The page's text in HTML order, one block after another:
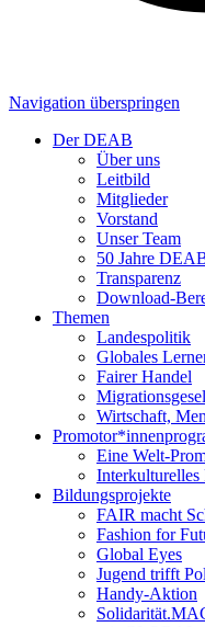
Navigation überspringen
Der DEAB
Über uns
Leitbild
Mitglieder
Vorstand
Unser Team
50 Jahre
Transparenz
Download-
Themen
Landespolitik
Globales
Fairer Handel
Wirtschaft,
Eine Welt-
Interkulturelles
Bildungsprojekte
FAIR macht
Fashion for
Global Eyes
Jugend trifft
Handy-Aktion